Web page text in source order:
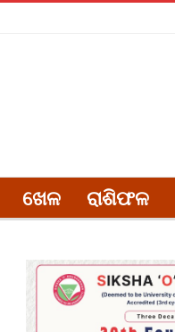
ଖେଳ ରାଶିଫଳ